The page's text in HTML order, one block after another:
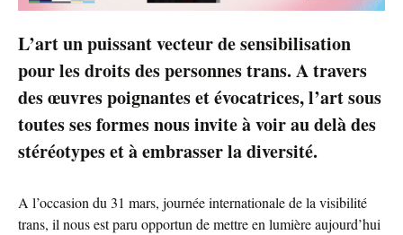
L’art un puissant vecteur de sensibilisation
pour les droits des personnes trans. A travers
des œuvres poignantes et évocatrices, l’art sous
toutes ses formes nous invite à voir au delà des
stéréotypes et à embrasser la diversité.
A l’occasion du 31 mars, journée internationale de la visibilité
trans, il nous est paru opportun de mettre en lumière aujourd’hui